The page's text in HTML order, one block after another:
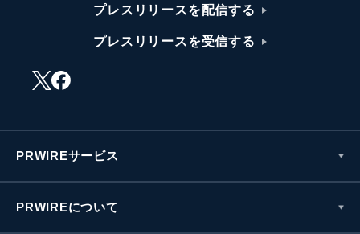
プレスリリースを配信する
プレスリリースを受信する
PRWIREサービス
PRWIREについて